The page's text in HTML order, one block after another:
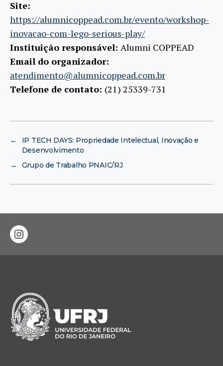
Site:
https://alumnicoppead.com.br/evento/workshop-
inovacao-com-lego-serious-play/
Instituição responsável: Alumni COPPEAD
Email do organizador:
atendimento@alumnicoppead.com.br
Telefone de contato: (21) 25339-731
←
IP TECH DAYS: Propriedade Intelectual, Inovação e
Desenvolvimento
→
Grupo de Trabalho PNAIC/RJ
instagram